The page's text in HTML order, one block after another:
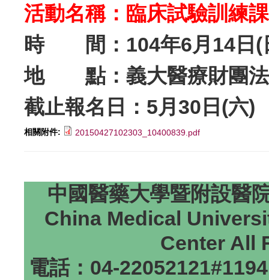
活動名稱：臨床試驗訓練
時 間：104年6月14日(
地 點： 義大醫療財團
截止報名日：5月30日(六)
相關附件: 20150427102303_10400839.pdf
中國醫藥大學暨附設醫
China Medical
Center All
電話：04-